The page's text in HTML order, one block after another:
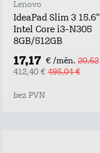
Lenovo
IdeaPad Slim 3 15.6"
Intel Core i3-N305
8GB/512GB
17,17 € /mēn. 20,62
412,40 € 495,04 €
bez PVN